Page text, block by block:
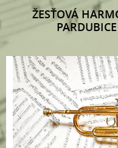
ŽESŤOVÁ
PARDUBICE